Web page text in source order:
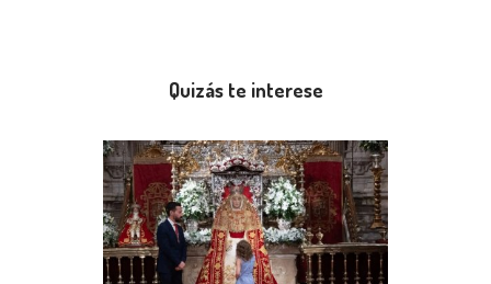
Quizás te interese